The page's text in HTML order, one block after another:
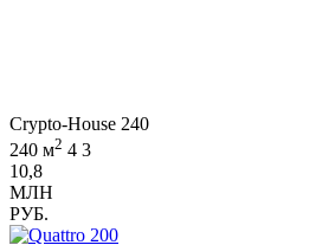
Crypto-House 240
240 м2 4 3
10,8
МЛН
РУБ.